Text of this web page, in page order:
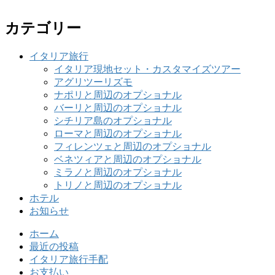
カテゴリー
イタリア旅行
イタリア現地セット・カスタマイズツアー
アグリツーリズモ
ナポリと周辺のオプショナル
バーリと周辺のオプショナル
シチリア島のオプショナル
ローマと周辺のオプショナル
フィレンツェと周辺のオプショナル
ベネツィアと周辺のオプショナル
ミラノと周辺のオプショナル
トリノと周辺のオプショナル
ホテル
お知らせ
ホーム
最近の投稿
イタリア旅行手配
お支払い